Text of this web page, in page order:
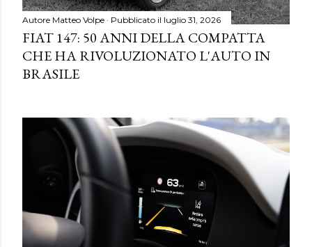
Autore Matteo Volpe Pubblicato il luglio 31, 2026
FIAT 147: 50 ANNI DELLA COMPATTA
CHE HA RIVOLUZIONATO L'AUTO IN
BRASILE